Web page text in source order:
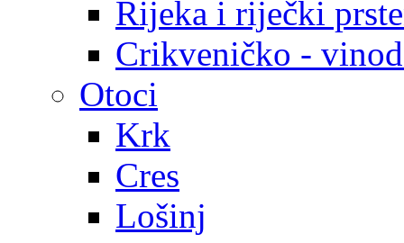
Rijeka i riječki
Crikveničko -
Otoci
Krk
Cres
Lošinj